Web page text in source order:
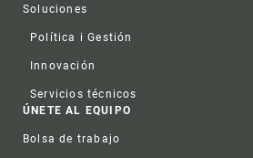
Soluciones
Política i Gestión
Innovación
Servicios técnicos
ÚNETE AL EQUIPO
Bolsa de trabajo